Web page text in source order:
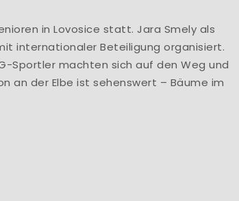
Learn More
in Lovosice statt. Jara Smely als
internationaler Beteiligung organisiert.
Sportler machten sich auf den Weg und
an der Elbe ist sehenswert – Bäume im